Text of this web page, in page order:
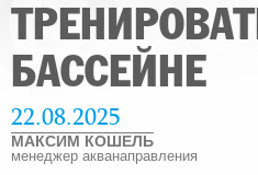
БАССЕЙНЕ
22.08.2025
МАКСИМ КОШЕЛЬ
менеджер акванаправления